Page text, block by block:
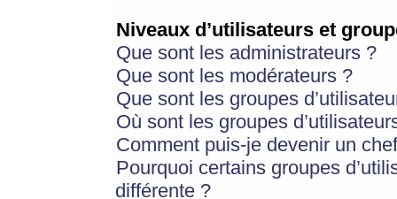
Niveaux d’utilisateurs et
Que sont les administrateurs ?
Que sont les modérateurs ?
Que sont les groupes
Où sont les groupes
Comment puis-je devenir un
Pourquoi certains groupes
différente ?